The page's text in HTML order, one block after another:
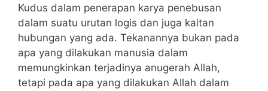
Kudus dalam penerapan karya penebusan
dalam suatu urutan logis dan juga kaitan
hubungan yang ada. Tekanannya bukan pada
apa yang dilakukan manusia dalam
memungkinkan terjadinya anugerah Allah,
tetapi pada apa yang dilakukan Allah dalam